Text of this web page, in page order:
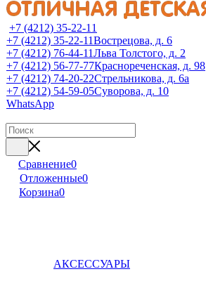
+7 (4212) 35-22-11
+7 (4212) 35-22-11Вострецова, д. 6
+7 (4212) 76-44-11Льва Толстого, д. 2
+7 (4212) 56-77-77Краснореченская, д. 98
+7 (4212) 74-20-22Стрельникова, д. 6а
+7 (4212) 54-59-05Суворова, д. 10
WhatsApp
Сравнение0
Отложенные0
Корзина0
АКСЕССУАРЫ